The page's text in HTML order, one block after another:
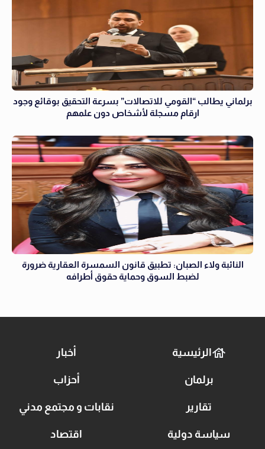
برلماني يطالب “القومي للاتصالات” بسرعة التحقيق بوقائع وجود
ارقام مسجلة لأشخاص دون علمهم
النائبة ولاء الصبان: تطبيق قانون السمسرة العقارية ضرورة
لضبط السوق وحماية حقوق أطرافه
الرئيسية أخبار
برلمان أحزاب
تقارير نقابات و مجتمع مدني
سياسة دولية اقتصاد